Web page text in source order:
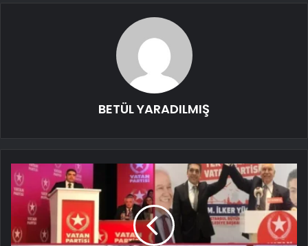
BETÜL YARADILMIŞ